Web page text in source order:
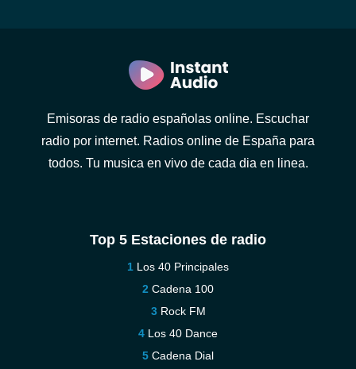
Emisoras de radio españolas online. Escuchar
radio por internet. Radios online de España para
todos. Tu musica en vivo de cada dia en linea.
Top 5 Estaciones de radio
Los 40 Principales
Cadena 100
Rock FM
Los 40 Dance
Cadena Dial